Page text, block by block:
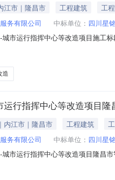
江市｜隆昌市 工程建筑
工程
务有限公司 中标单位： 四川星
市运行指挥中心等改造项目施工
庆路368号(隆昌市双创示范园1号
造
行指挥中心等改造项目
内江市｜隆昌市 工程建筑
务有限公司 中标单位： 四川星
市运行指挥中心等改造项目隆昌
3914666招标人隆昌市润景城市